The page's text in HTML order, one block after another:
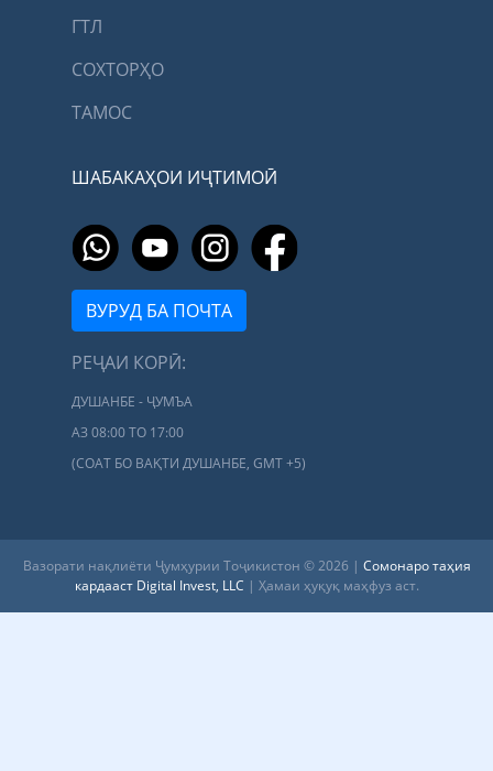
ГТЛ
СОХТОРҲО
ТАМОС
ШАБАКАҲОИ ИҶТИМОӢ
ВУРУД БА ПОЧТА
РЕҶАИ КОРӢ:
ДУШАНБЕ - ҶУМЪА
АЗ 08:00 ТО 17:00
(СОАТ БО ВАҚТИ ДУШАНБЕ, GMT +5)
Вазорати нақлиёти Ҷумҳурии Тоҷикистон © 2026 | Сомонаро таҳия
кардааст Digital Invest, LLC | Ҳамаи ҳуқуқ маҳфуз аст.